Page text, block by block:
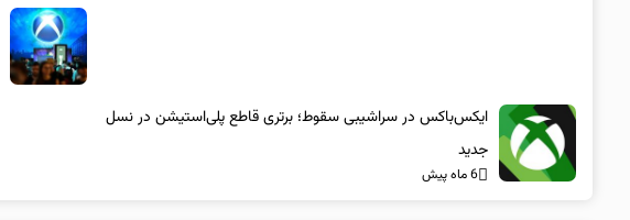
ایکس‌باکس در سراشیبی سقوط؛ برتری قاطع پلی‌استیشن در نسل
جدید
6 ماه پیش